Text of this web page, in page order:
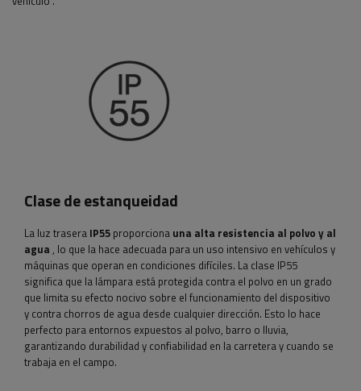
Clase de estanqueidad
La luz trasera IP55 proporciona una alta resistencia al polvo y al
agua , lo que la hace adecuada para un uso intensivo en vehículos y
máquinas que operan en condiciones difíciles. La clase IP55
significa que la lámpara está protegida contra el polvo en un grado
que limita su efecto nocivo sobre el funcionamiento del dispositivo
y contra chorros de agua desde cualquier dirección. Esto lo hace
perfecto para entornos expuestos al polvo, barro o lluvia,
garantizando durabilidad y confiabilidad en la carretera y cuando se
trabaja en el campo.